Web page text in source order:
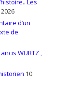
Les
d’un
de
WURTZ ,
10